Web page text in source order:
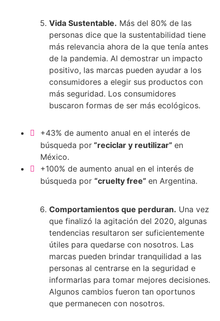
Vida Sustentable. Más del 80% de las
personas dice que la sustentabilidad tiene
más relevancia ahora de la que tenía antes
de la pandemia. Al demostrar un impacto
positivo, las marcas pueden ayudar a los
consumidores a elegir sus productos con
más seguridad. Los consumidores
buscaron formas de ser más ecológicos.
+43% de aumento anual en el interés de
búsqueda por“reciclar y reutilizar” en
México.
+100% de aumento anual en el interés de
búsqueda por “cruelty free” en Argentina.
Comportamientos que perduran. Una vez
que finalizó la agitación del 2020, algunas
tendencias resultaron ser suficientemente
útiles para quedarse con nosotros. Las
marcas pueden brindar tranquilidad a las
personas al centrarse en la seguridad e
informarlas para tomar mejores decisiones.
Algunos cambios fueron tan oportunos
que permanecen con nosotros.